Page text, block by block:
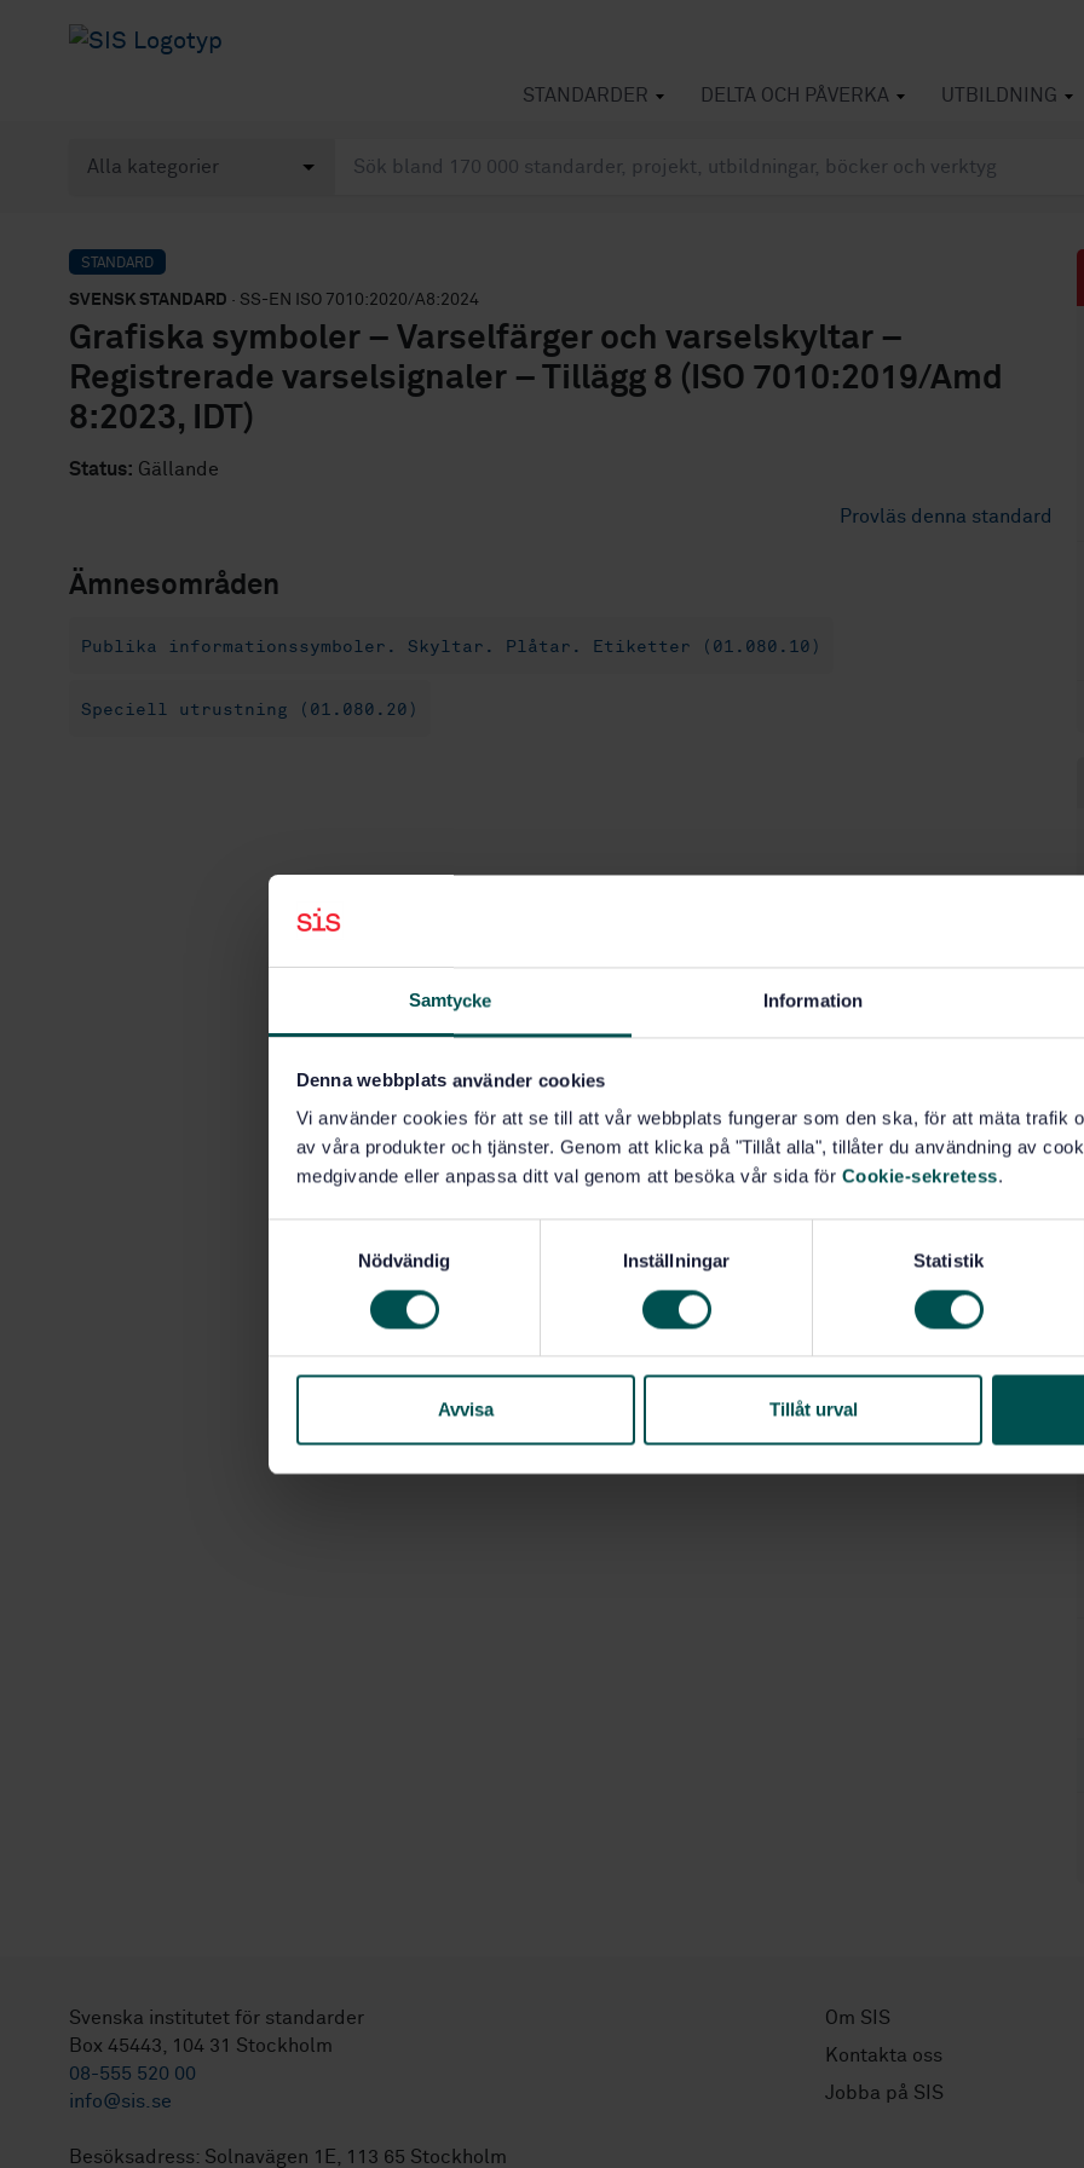
Samtycke Information
Denna webbplats använder cookies
Vi använder cookies för att se till att vår webbplats fungerar som den ska, för att mäta trafik
av våra produkter och tjänster. Genom att klicka på "Tillåt alla", tillåter du användning av
medgivande eller anpassa ditt val genom att besöka vår sida för Cookie-sekretess.
s
Nödvändig Inställningar Statistik
Avvisa Tillåt urval
STANDARDER DELTA OCH PÅVERKA UTBILDNING
STANDARD
SVENSK STANDARD · SS-EN ISO 7010:2020/A8:2024
Grafiska symboler – Varselfärger och varselskyltar –
Registrerade varselsignaler – Tillägg 8 (ISO 7010:2019/Amd
8:2023, IDT)
Status: Gällande
Provläs denna standard
Ämnesområden
Publika informationssymboler. Skyltar. Plåtar. Etiketter (01.080.10)
Speciell utrustning (01.080.20)
Svenska institutet för standarder
Box 45443, 104 31 Stockholm
08-555 520 00
info@sis.se
Besöksadress: Solnavägen 1E, 113 65 Stockholm
Om SIS
Kontakta oss
Jobba på SIS